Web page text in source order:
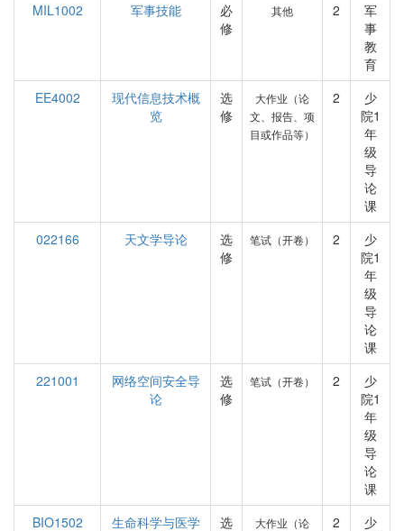
MIL1002
军事技能
必
修
其他 2
军
事
教
育
EE4002
现代信息技术概
览
选
修
大作业（论
文、报告、项
目或作品等）
2
少
院1
年
级
导
论
课
022166
天文学导论
选
修
笔试（开卷） 2
少
院1
年
级
导
论
课
221001
网络空间安全导
论
选
修
笔试（开卷） 2
少
院1
年
级
导
论
课
BIO1502
生命科学与医学
选
大作业（论
2
少